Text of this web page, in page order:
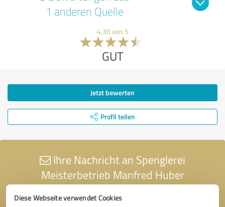
Diese Webseite verwendet Cookies
1 anderen Quelle
4,30 von 5
GUT
Jetzt bewerten
Profil teilen
Ihre Nachricht an Spenglerei
Meisterbetrieb Manfred Huber